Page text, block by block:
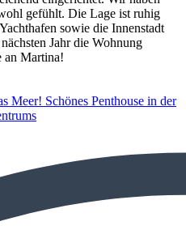
gefühlt. Die Lage ist ruhig
sowie die Innenstadt
Jahr die Wohnung
an Martina!
Meer! Schönes Penthouse in der